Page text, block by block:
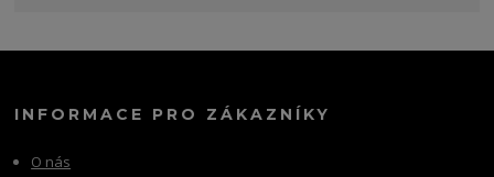
INFORMACE PRO ZÁKAZNÍKY
O nás